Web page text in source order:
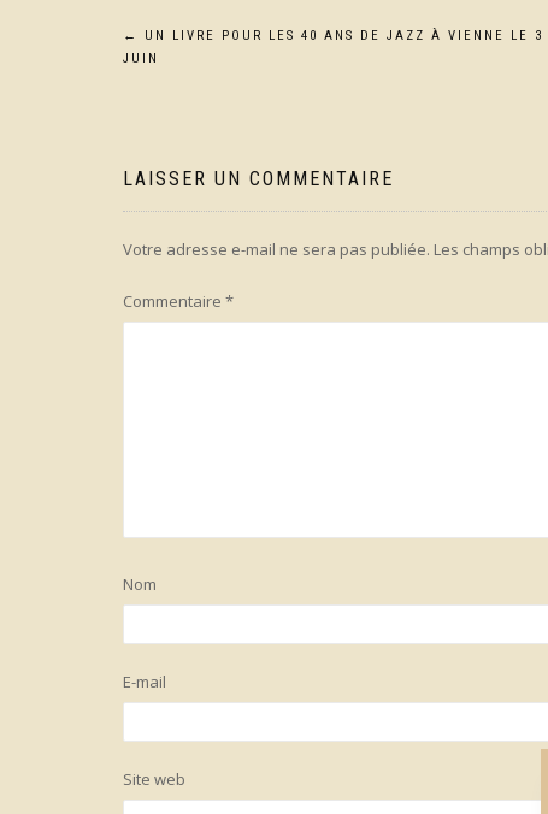
Navigation
←
UN LIVRE POUR LES 40 ANS DE JAZZ À VIENNE LE 3
JUIN
LAISSER UN COMMENTAIRE
Votre adresse e-mail ne sera pas publiée. Les champs
Commentaire *
Nom
E-mail
Site web